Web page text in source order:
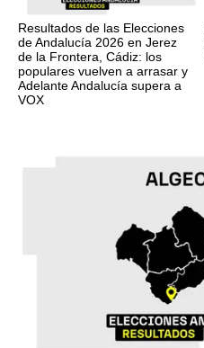
Resultados de las Elecciones
de Andalucía 2026 en Jerez
de la Frontera, Cádiz: los
populares vuelven a arrasar y
Adelante Andalucía supera a
VOX